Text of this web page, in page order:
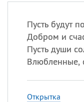
Пусть будут
Добром и
Пусть души
Влюбленные,
Открытка